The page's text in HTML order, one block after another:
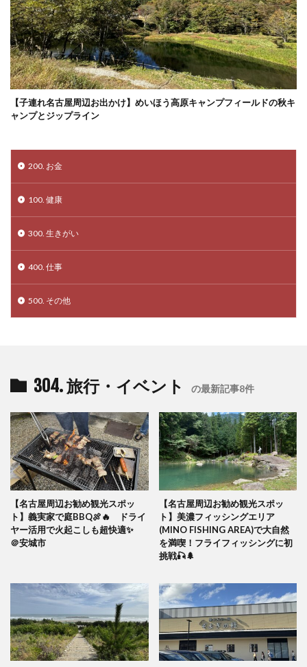
【子連れ名古屋周辺お出かけ】めいほう高原キャンプフィールドの秋キ
ャンプとジップライン
200. お金
100. 健康
300. 生きがい
400. 仕事
500. その他
304. 旅行・イベント の最新記事8件
【名古屋周辺お勧め観光スポッ
ト】義実家で庭BBQ🍖🔥 ドライ
ヤー活用で火起こしも超快適✨
＠安城市
【名古屋周辺お勧め観光スポッ
ト】美濃フィッシングエリア
(MINO FISHING AREA)で大自然
を満喫！フライフィッシングに初
挑戦🎣🌲